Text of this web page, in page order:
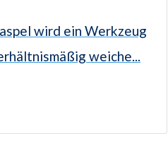
wird ein Werkzeug
weiche...